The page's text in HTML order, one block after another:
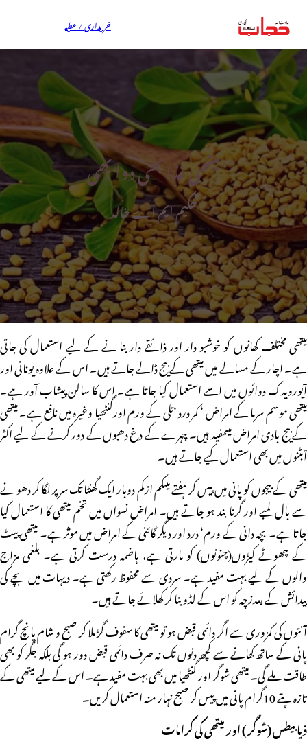
خریداری / عطیہ
میتھی غذا بھی دوا بھی
حکیم ایم اے خالد
میتھی مختلف کھانوں کو خوشبو دار اور ذائقے دار بنا نے کے لیے استعمال کی جاتی
ہے۔ اچار کے مسالے میں میتھی کے بیج ڈالے جاتے ہیں۔ اس کے علاوہ یونانی اور
آیورویدک دوائوں میں اسے استعمال کیا جاتا ہے۔ اس کا سالن پیشاب آور ہے۔
میتھی موسم سرما کے امراض ‘ کمر درد ‘تلی کے ورم اورگنٹھیا وغیرہ میں نافع ہے۔ میتھی
کے بیج بادی امراض میںمفید ہیں۔ چہرے کے دغ دھبوں کے دور کرنے کے لیے اکثر
اْبٹنوں میں بھی استعمال کیے جاتے ہیں۔
میتھی کے بیجوں کو پانی میں پیس کر ہفتے میںکم ازکم دوبار ایک گھنٹا تک سر پر لگا کر دھو نے
سے بال لمبے اور گرنا بند ہو جاتے ہیں۔ امراض نسواں میں تخم میتھی کا استعمال کیا
جاتا ہے۔ بچہ دانی کے ورم‘ درد اور دیگر گائنی کے امراض میں موثر ہے۔ میتھی پیٹ
کے چھوٹے کیڑوں(چنونوں) کو مارتی ہے، ہاضمہ درست کرتی ہے۔ بلغمی مزاج
والوں کے لیے بہت مفید ہے۔ سردی سے محفوظ رکھتی ہے۔ دیہات میں بچے کی
پیدائش کے بعدزچہ کو اس کے لڈو بنا کر کھلائے جاتے ہیں۔
آنتوں کی کمزوری سے اگر دائمی قبض ہو تو میتھی کا سفوف گڑ ملا کر صبح و شام پانچ گرام
پانی کے ساتھ کھانے سے کچھ دنوں تک نہ صرف دائمی قبض دور ہو گی بلکہ جگر کو بھی
طاقت ملے گی۔ میتھی شوگر اور گنٹھیا میں بھی بہت مفید ہے۔ اس کے لیے میتھی کے
تازہ پتے 10گرام پانی میں پیس کر صبح نہار منہ استعمال کریں۔
ذیابیطس (شوگر ) اور میتھی کی کرامات